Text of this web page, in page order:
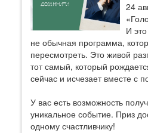
24
И
не обычная программа,
пересмотреть. Это живой
тот самый, который
сейчас и исчезает вместе с
У вас есть возможность
уникальное событие. Приз
одному счастливчику!